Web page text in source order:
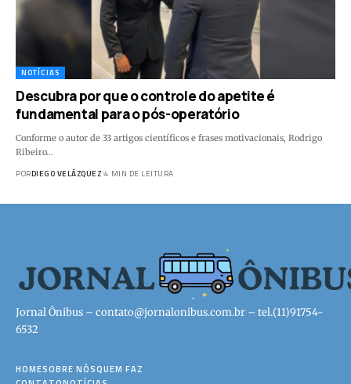
NOTÍCIAS
Descubra por que o controle do apetite é
fundamental para o pós-operatório
Conforme o autor de 33 artigos científicos e frases motivacionais, Rodrigo
Ribeiro…
PORDIEGO VELÁZQUEZ 4 MIN DE LEITURA
Jornal Ônibus – contato@jornalonibus.com.br – tel.(11)91754-
6532
HOMESOBRE NÓSQUEM FAZ